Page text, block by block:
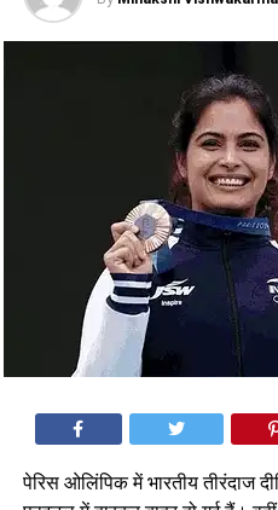
पेरिस ओलिंपिक में भारतीय तीरंदाज